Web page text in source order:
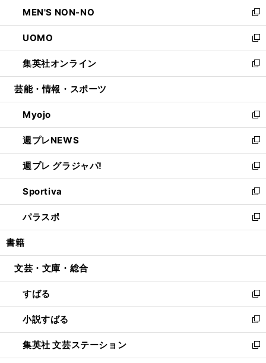
く
で
開
く
ド
ウ
で
開
く
ィ
ン
ド
ウ
で
開
い
ウ
ィ
ン
ド
ウ
開
く
MEN'S NON-NO
新
し
い
ウ
ィ
ン
ウ
で
開
く
UOMO
新
し
い
ウ
ン
ド
ウ
で
開
く
集英社オンライン
新
し
ウ
ィ
ン
ド
ウ
で
開
く
芸能・情報・スポーツ
Myojo
新
し
い
ウ
ィ
ン
ド
ウ
で
開
週プレNEWS
新
し
い
ウ
ィ
ン
ド
ウ
開
週プレ グラジャパ!
新
し
い
ウ
ィ
ン
ウ
開
く
Sportiva
新
し
い
ウ
ン
ウ
で
開
く
パラスポ
新
し
ウ
ン
ド
ウ
で
開
く
書籍
文芸・文庫・総合
すばる
新
し
い
ウ
ィ
ン
小説すばる
新
し
い
ウ
集英社 文芸ステーション
新
し